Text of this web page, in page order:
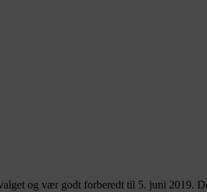
og vær godt forberedt til 5. juni 2019.